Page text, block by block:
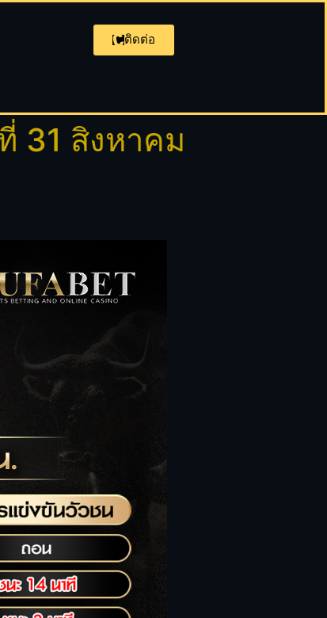
ติดต่อ
31 สิงหาคม